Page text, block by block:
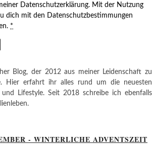
Datenschutzerklärung. Mit der Nutzung
dich mit den Datenschutzbestimmungen
*
Blog, der 2012 aus meiner Leidenschaft zu
Hier erfahrt ihr alles rund um die neuesten
und Lifestyle. Seit 2018 schreibe ich ebenfalls
- WINTERLICHE ADVENTSZEIT